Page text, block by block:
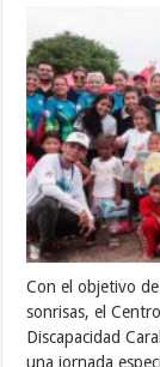
Con el objetivo
sonrisas, el
Discapacidad
una jornada